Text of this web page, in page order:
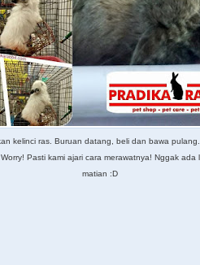
kelinci ras. Buruan datang, beli dan bawa
Pasti kami ajari cara merawatnya! Nggak ada
matian :D